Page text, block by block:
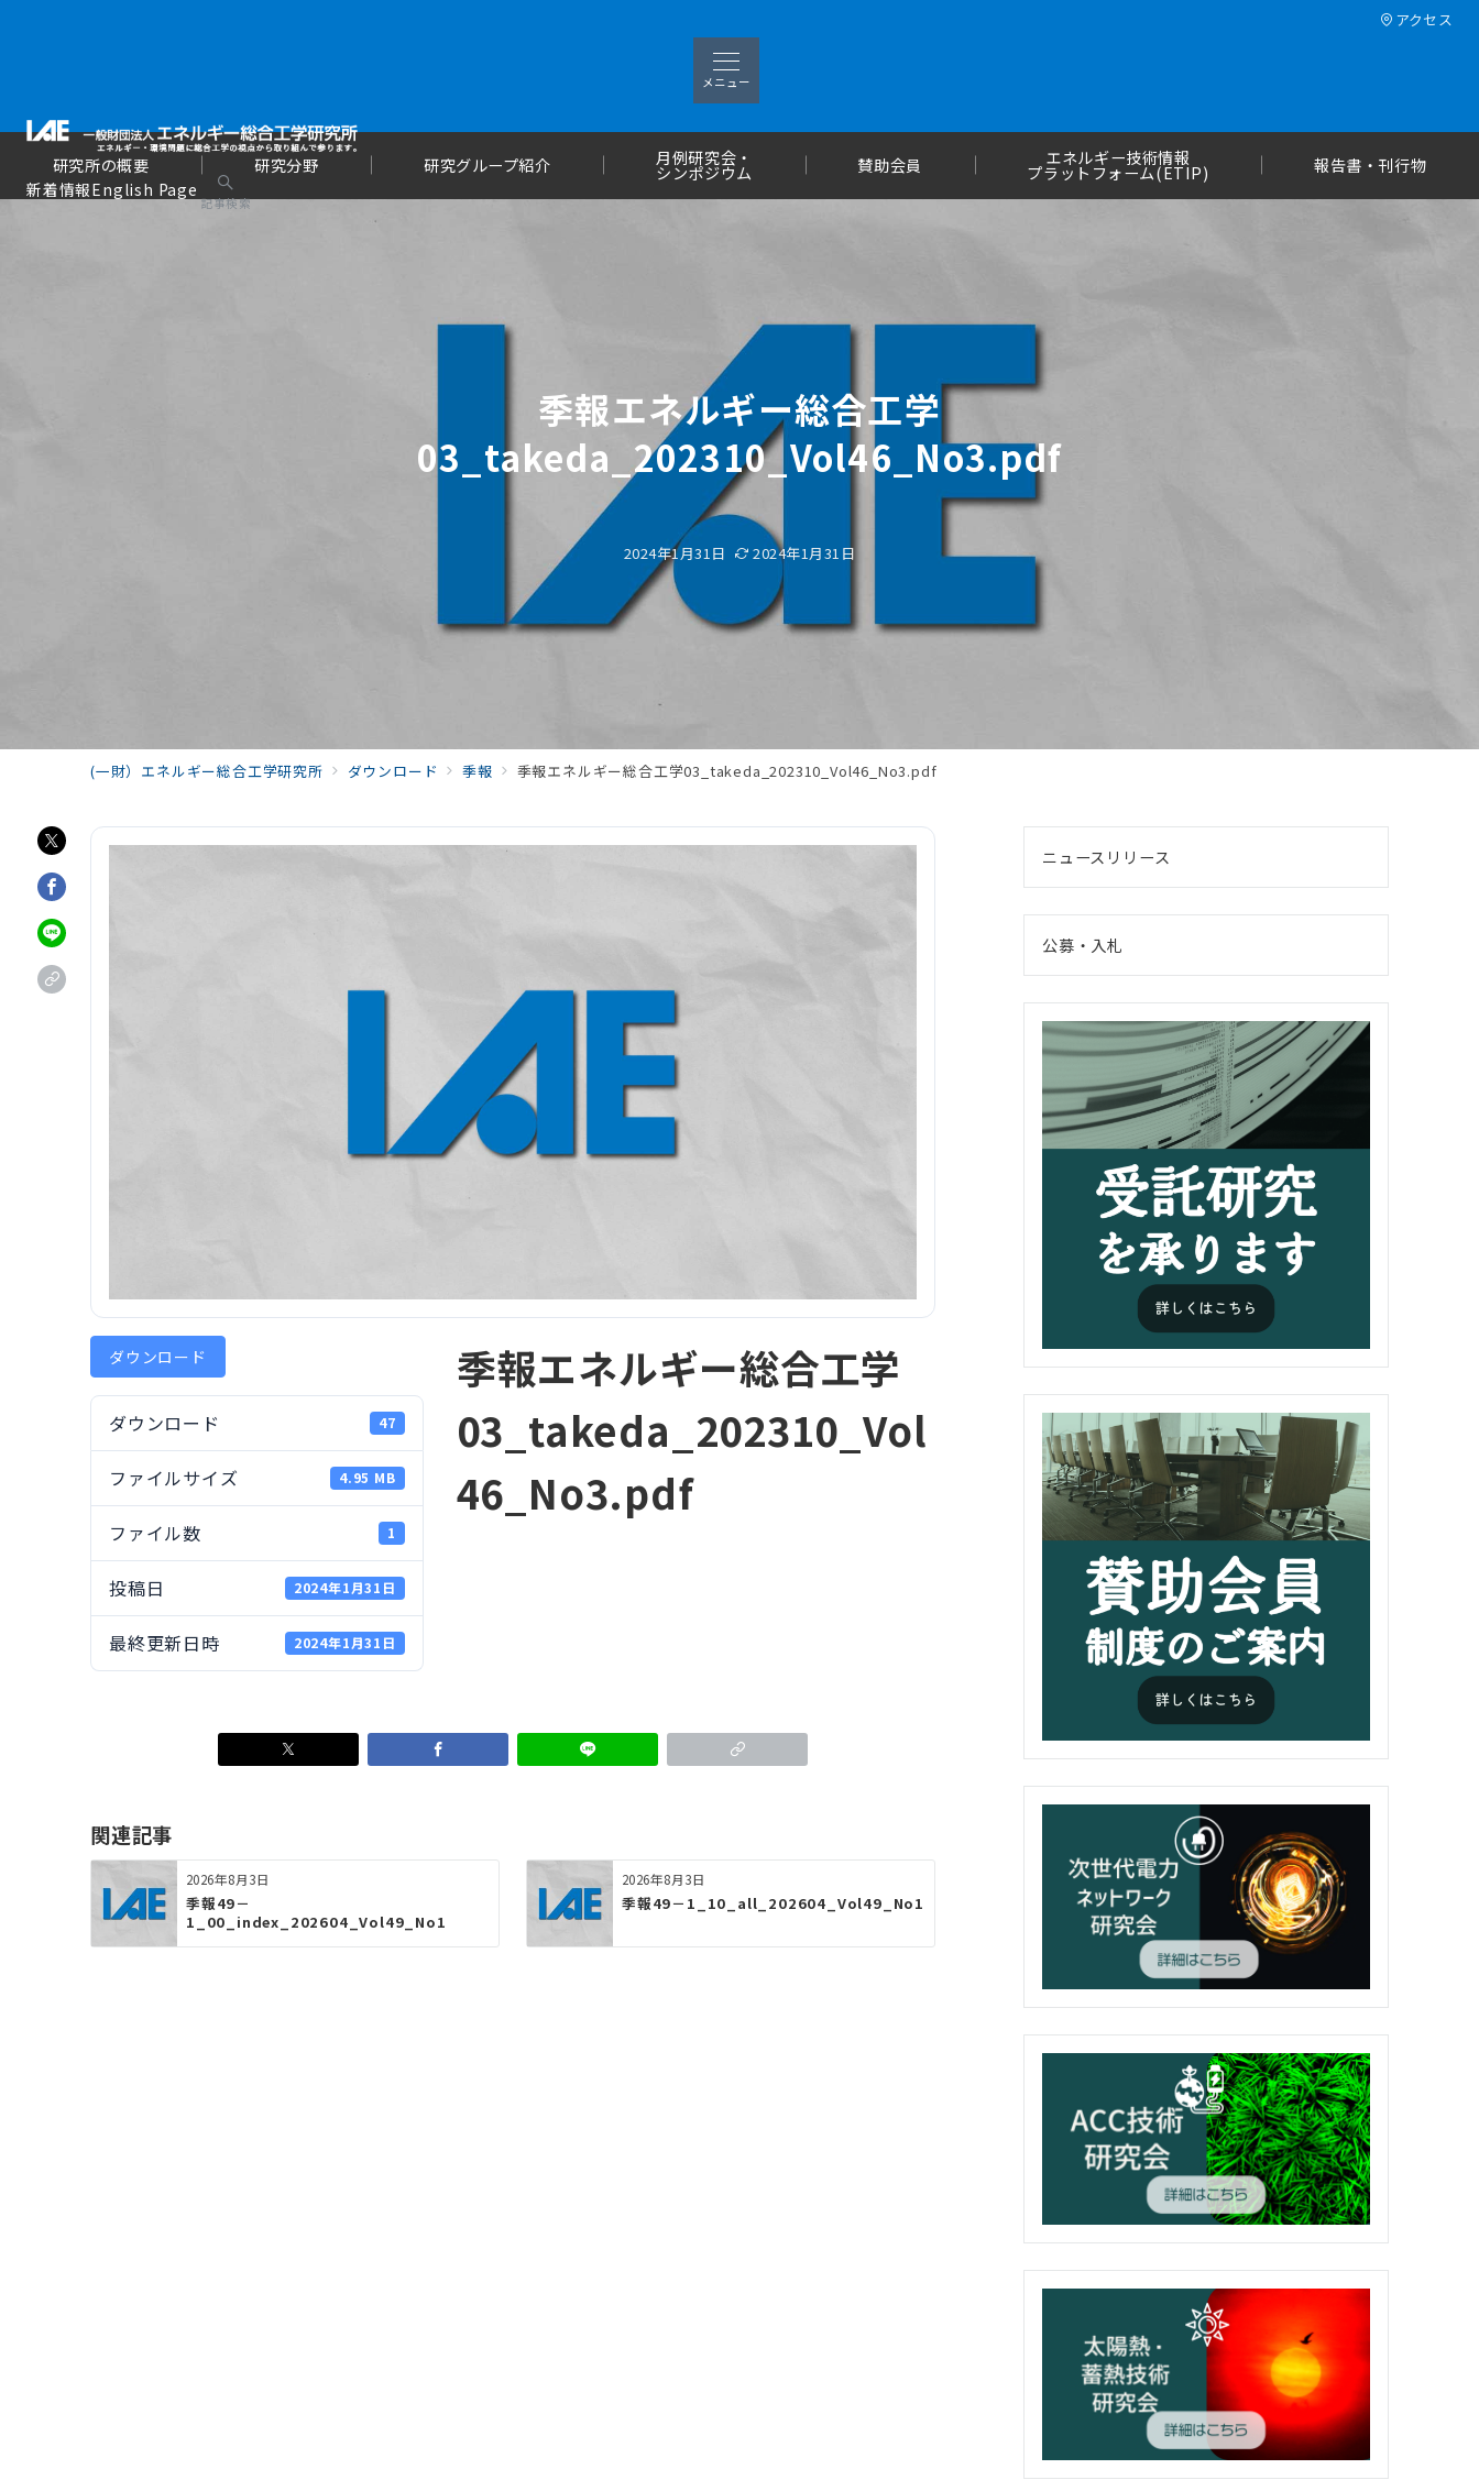
アクセス
メニュー
新着情報English Page
記事検索
研究所の概要 研究分野 研究グループ紹介 月例研究会・
シンポジウム 賛助会員 エネルギー技術情報
プラットフォーム(ETIP) 報告書・刊行物
季報エネルギー総合工学
03_takeda_202310_Vol46_No3.pdf
2024年1月31日 2024年1月31日
(一財）エネルギー総合工学研究所 ダウンロード 季報 季報エネルギー総合工学03_takeda_202310_Vol46_No3.pdf
ダウンロード
ダウンロード 47
ファイルサイズ 4.95 MB
ファイル数 1
投稿日 2024年1月31日
最終更新日時 2024年1月31日
季報エネルギー総合工学
03_takeda_202310_Vol
46_No3.pdf
関連記事
2026年8月3日
季報49－
1_00_index_202604_Vol49_No1
2026年8月3日
季報49－1_10_all_202604_Vol49_No1
ニュースリリース
公募・入札